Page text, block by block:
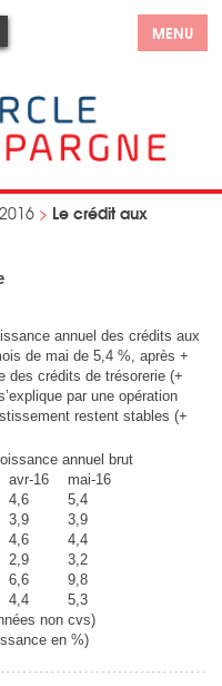
MENU
2016 > Le crédit aux
annuel des crédits aux
de mai de 5,4 %, après +
des crédits de trésorerie (+
par une opération
restent stables (+
annuel brut
avr-16
mai-16
4,6
5,4
3,9
3,9
4,6
4,4
2,9
3,2
6,6
9,8
4,4
5,3
non cvs)
en %)